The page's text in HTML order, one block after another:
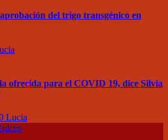
del trigo transgénico en
ofrecida para el COVID 19, dice Silvia
Lucia